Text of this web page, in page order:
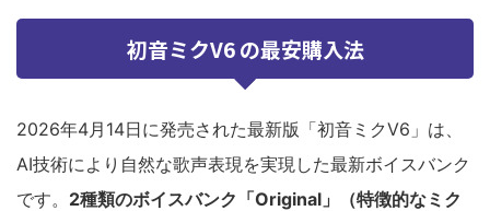
初音ミクV6 の最安購入法
2026年4月14日に発売された最新版「初音ミクV6」は、
AI技術により自然な歌声表現を実現した最新ボイスバンク
です。 2種類のボイスバンク「Original」（特徴的なミク